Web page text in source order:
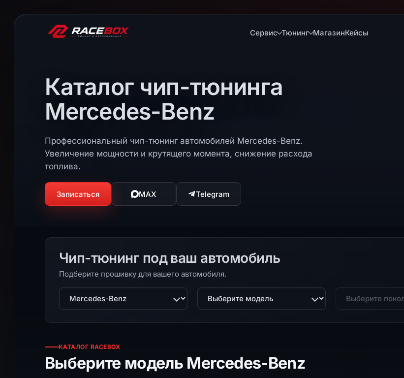
Сервис Тюнинг МагазинКейсы
Каталог чип-тюнинга
Mercedes-Benz
Профессиональный чип-тюнинг автомобилей Mercedes-Benz.
Увеличение мощности и крутящего момента, снижение расхода
топлива.
Записаться MAX Telegram
Чип-тюнинг под ваш автомобиль
Подберите прошивку для вашего автомобиля.
Марка Модель
КАТАЛОГ RACEBOX
Выберите модель Mercedes-Benz